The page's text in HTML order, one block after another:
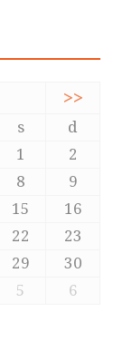
>>
s
d
1
2
8
9
15
16
22
23
29
30
5 6